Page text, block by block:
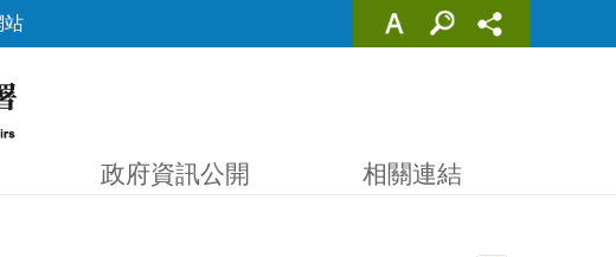
站
政府資訊公開 相關連結